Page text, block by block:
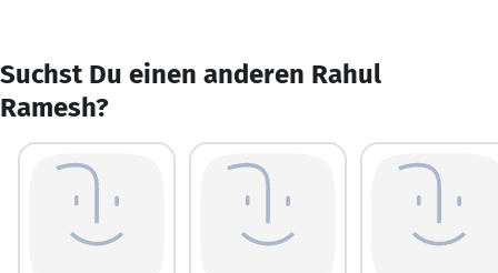
Suchst Du einen anderen Rahul
Ramesh?